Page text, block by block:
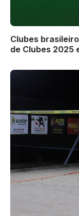
Clubes
de Clubes 2025